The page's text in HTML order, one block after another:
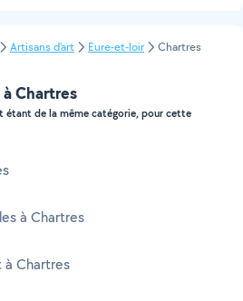
Artisans d'art Eure-et-loir Chartres
Chartres
étant de la même catégorie, pour cette
à Chartres
à Chartres